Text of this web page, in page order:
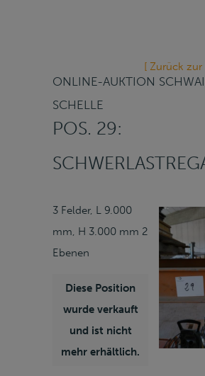
[ Zurück zur
ONLINE-AUKTION
SCHELLE
POS. 29:
3 Felder, L 9.000
mm, H 3.000 mm 2
Ebenen
Diese Position
wurde verkauft
und ist nicht
mehr erhältlich.